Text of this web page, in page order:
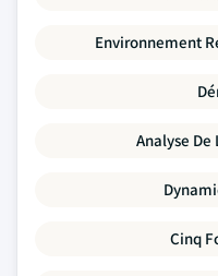
Environnement
Analyse De
Cinq